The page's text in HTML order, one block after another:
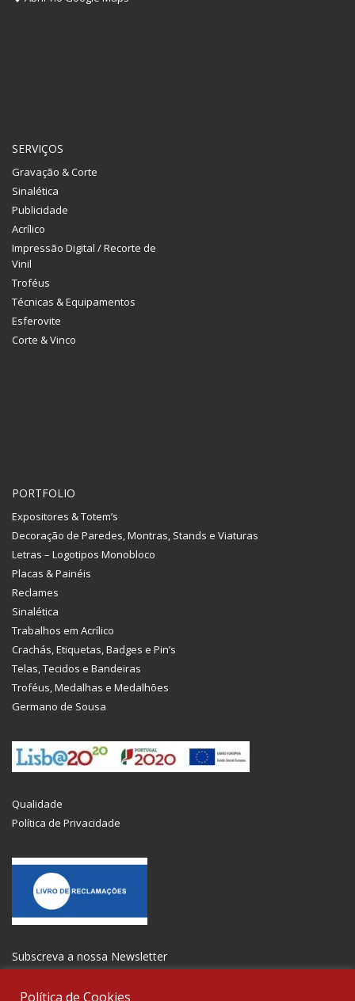
SERVIÇOS
Gravação & Corte
Sinalética
Publicidade
Acrílico
Impressão Digital / Recorte de
Vinil
Troféus
Técnicas & Equipamentos
Esferovite
Corte & Vinco
PORTFOLIO
Expositores & Totem’s
Decoração de Paredes, Montras, Stands e Viaturas
Letras – Logotipos Monobloco
Placas & Painéis
Reclames
Sinalética
Trabalhos em Acrílico
Crachás, Etiquetas, Badges e Pin’s
Telas, Tecidos e Bandeiras
Troféus, Medalhas e Medalhões
Germano de Sousa
Qualidade
Política de Privacidade
Subscreva a nossa Newsletter
Política de Cookies